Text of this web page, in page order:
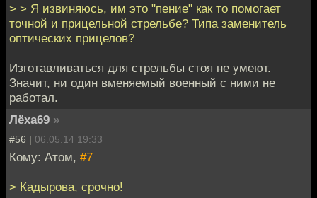
> > Я извиняюсь, им это "пение" как то помогает
точной и прицельной стрельбе? Типа заменитель
оптических прицелов?
Изготавливаться для стрельбы стоя не умеют.
Значит, ни один вменяемый военный с ними не
работал.
Лёха69 »
#56 | 06.05.14 19:33
Кому: Атом, #7
> Кадырова, срочно!